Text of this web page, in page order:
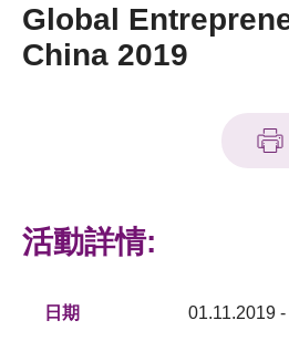
新聞中心
Global
China 2019
活動詳情:
日期 01.11.2019